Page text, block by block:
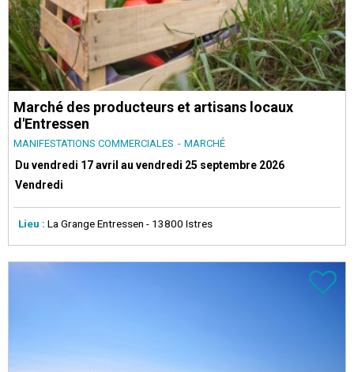
Marché des producteurs et artisans locaux
d'Entressen
MANIFESTATIONS COMMERCIALES MARCHÉ
Du vendredi 17 avril au vendredi 25 septembre 2026
Vendredi
Lieu : La Grange Entressen - 13800 Istres